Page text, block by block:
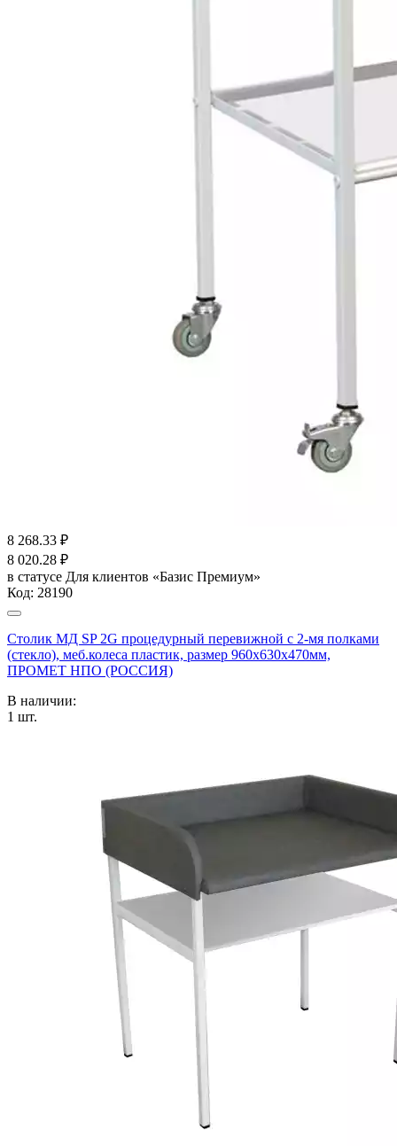
8 268.33 ₽
8 020.28 ₽
в статусе Для клиентов «Базис Премиум»
Код: 28190
Столик МД SP 2G процедурный перевижной с 2-мя полками
(стекло), меб.колеса пластик, размер 960x630x470мм,
ПРОМЕТ НПО (РОССИЯ)
В наличии:
1 шт.